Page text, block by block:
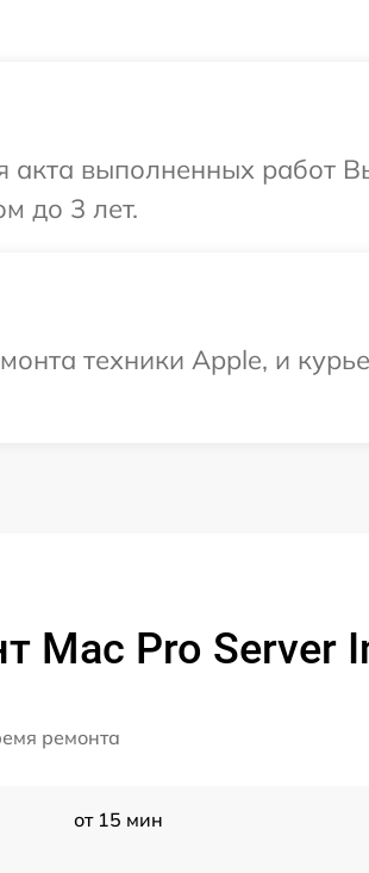
акта выполненных работ
до 3 лет.
техники Apple, и
Mac Pro Server
ремонта
от 15 мин